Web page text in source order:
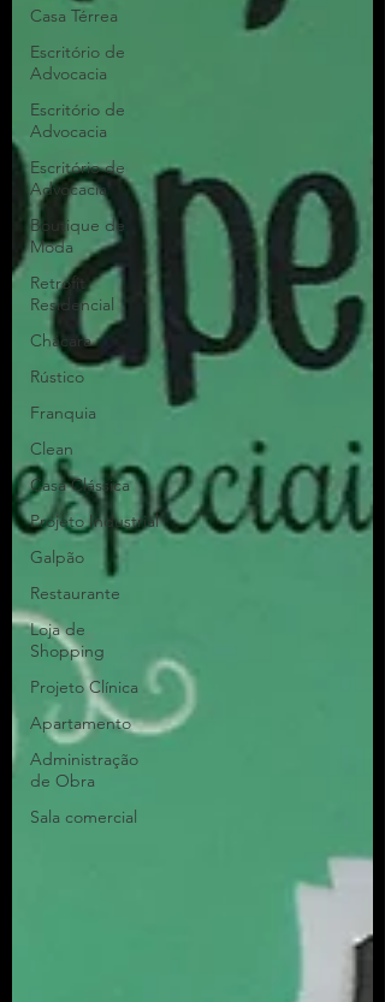
Casa Térrea
Escritório de
Advocacia
Escritório de
Advocacia
Escritório de
Advocacia
Boutique de
Moda
Retrofit
Residencial
Chácara
Rústico
Franquia
Clean
Casa Clássica
Projeto Industrial
Galpão
Restaurante
Loja de
Shopping
Projeto Clínica
Apartamento
Administração
de Obra
Sala comercial